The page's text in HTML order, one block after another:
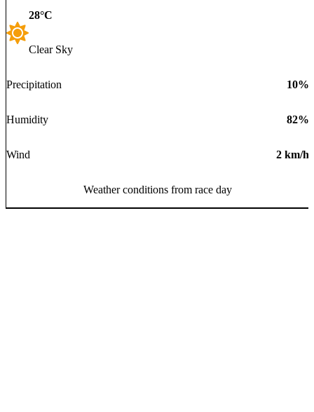
28°C
Clear Sky
Precipitation 10%
Humidity 82%
Wind 2 km/h
Weather conditions from race day